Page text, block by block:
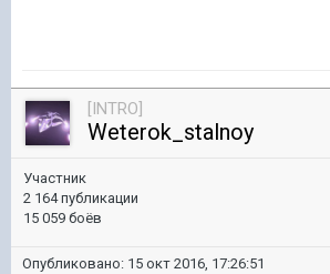
[INTRO]
Weterok_stalnoy
Участник
2 164 публикации
15 059 боёв
Опубликовано: 15 окт 2016, 17:26:51